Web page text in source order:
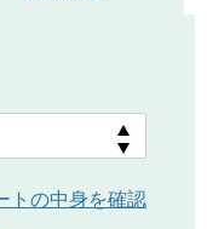
トの中身を確認